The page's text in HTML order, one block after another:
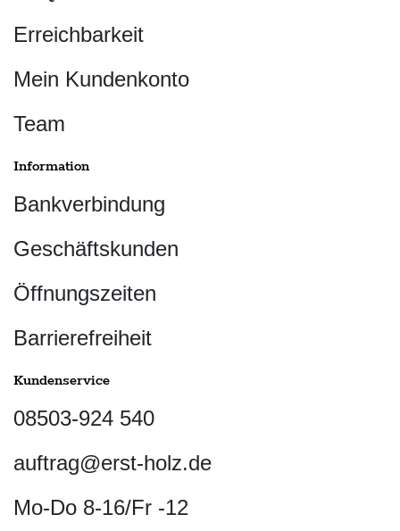
Erreichbarkeit
Mein Kundenkonto
Team
Information
Bankverbindung
Geschäftskunden
Öffnungszeiten
Barrierefreiheit
Kundenservice
08503-924 540
auftrag@erst-holz.de
Mo-Do 8-16/Fr -12